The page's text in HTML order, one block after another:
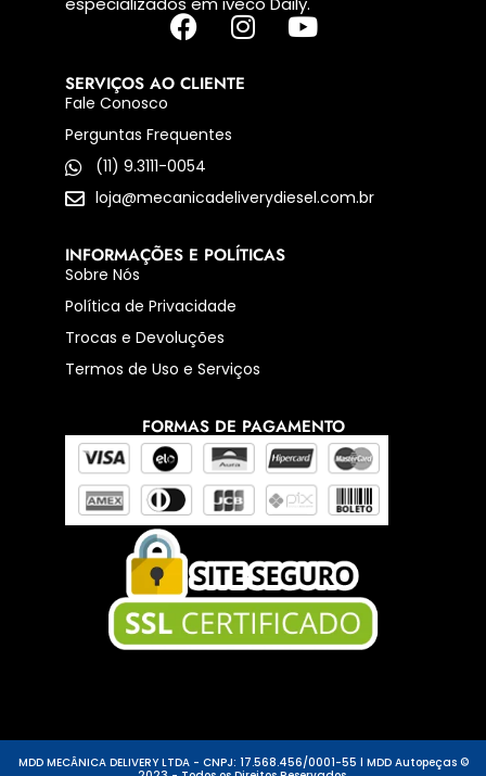
SERVIÇOS AO CLIENTE
Fale Conosco
Perguntas Frequentes
(11) 9.3111-0054
loja@mecanicadeliverydiesel.com.br
INFORMAÇÕES E POLÍTICAS
Sobre Nós
Política de Privacidade
Trocas e Devoluções
Termos de Uso e Serviços
FORMAS DE PAGAMENTO
MDD MECÂNICA DELIVERY LTDA - CNPJ: 17.568.456/0001-55 l MDD Autopeças ©